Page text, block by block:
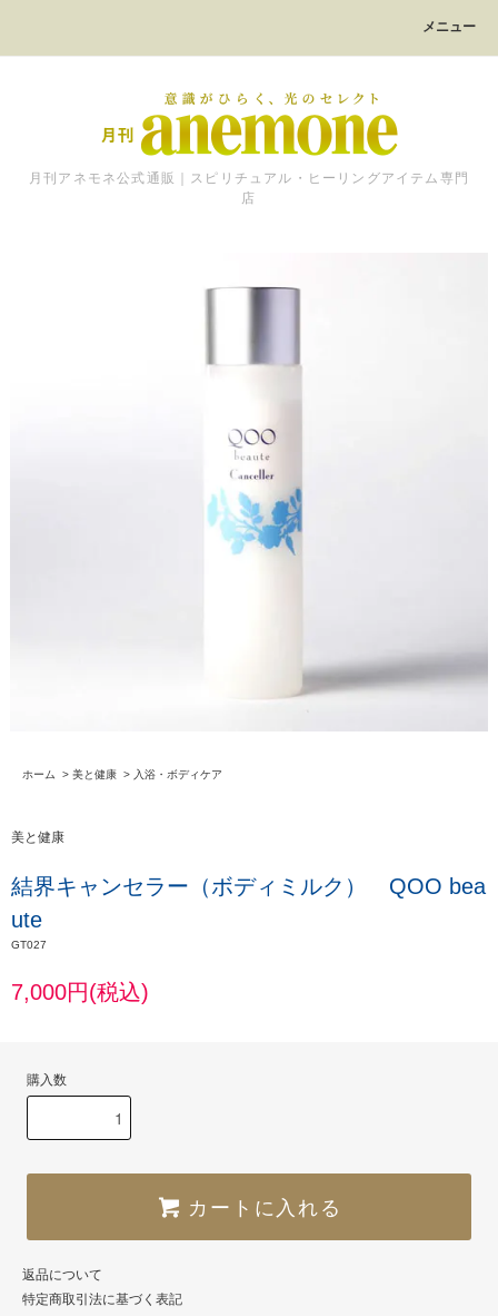
メニュー
月刊アネモネ公式通販｜スピリチュアル・ヒーリングアイテム専門
店
ホーム > 美と健康 > 入浴・ボディケア
美と健康
結界キャンセラー（ボディミルク） QOO bea
ute
GT027
7,000円(税込)
購入数
カートに入れる
返品について
特定商取引法に基づく表記